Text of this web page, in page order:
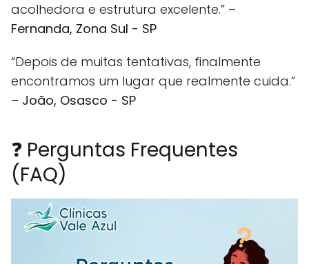
acolhedora e estrutura excelente.” –
Fernanda, Zona Sul - SP
“Depois de muitas tentativas, finalmente
encontramos um lugar que realmente cuida.”
– João, Osasco - SP
❓ Perguntas Frequentes
(FAQ)